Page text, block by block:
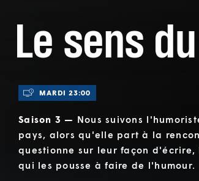
Le sens
MARDI 23:00
Saison 3 — Nous suivons
pays, alors qu'elle part à la
questionne sur leur façon
qui les pousse à faire de l'humour.